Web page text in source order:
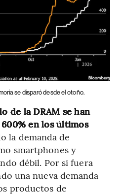
se disparó desde el otoño.
de la DRAM se han
en los últimos
la demanda de
smartphones y
débil. Por si fuera
una nueva demanda
productos de